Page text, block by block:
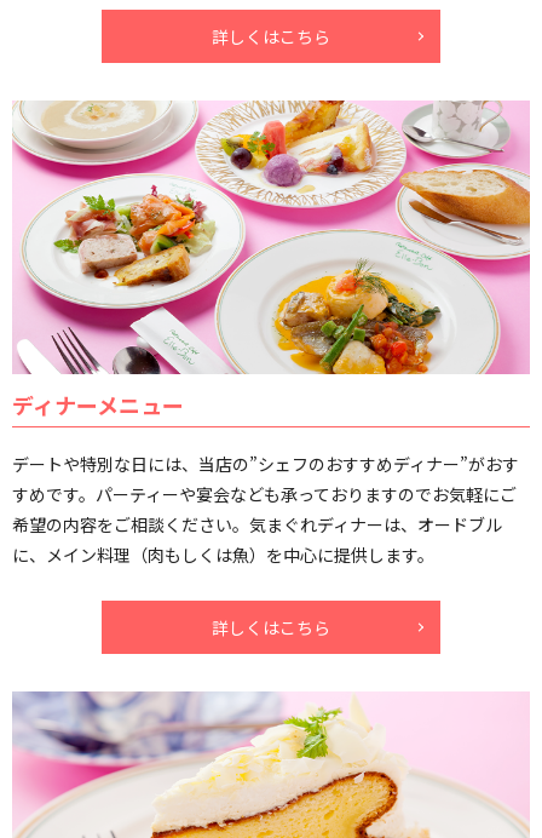
詳しくはこちら
ディナーメニュー
デートや特別な日には、当店の”シェフのおすすめディナー”がおす
すめです。パーティーや宴会なども承っておりますのでお気軽にご
希望の内容をご相談ください。気まぐれディナーは、オードブル
に、メイン料理（肉もしくは魚）を中心に提供します。
詳しくはこちら